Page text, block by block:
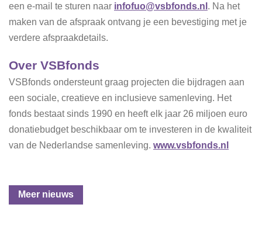
een e-mail te sturen naar infofuo@vsbfonds.nl . Na het
maken van de afspraak ontvang je een bevestiging met je
verdere afspraakdetails.
Over VSBfonds
VSBfonds ondersteunt graag projecten die bijdragen aan
een sociale, creatieve en inclusieve samenleving. Het
fonds bestaat sinds 1990 en heeft elk jaar 26 miljoen euro
donatiebudget beschikbaar om te investeren in de kwaliteit
van de Nederlandse samenleving. www.vsbfonds.nl
Meer nieuws